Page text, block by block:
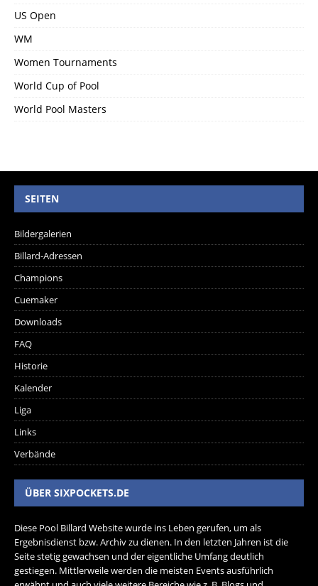
US Open
WM
Women Tournaments
World Cup of Pool
World Pool Masters
SEITEN
Bildergalerien
Billard-Adressen
Champions
Cuemaker
Downloads
FAQ
Historie
Kalender
Liga
Links
Verbände
ÜBER SIXPOCKETS.DE
Diese Pool Billard Website wurde ins Leben gerufen, um als
Ergebnisdienst bzw. Archiv zu dienen. In den letzten Jahren ist die
Seite stetig gewachsen und der eigentliche Umfang deutlich
gestiegen. Mittlerweile werden die meisten Events ausführlich